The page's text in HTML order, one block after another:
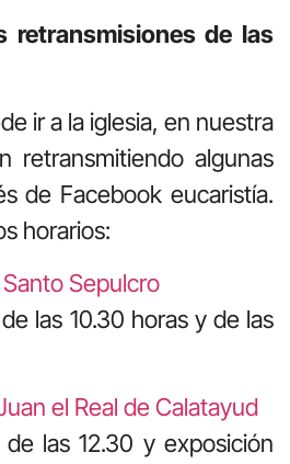
retransmisiones de las
ir a la iglesia, en nuestra
retransmitiendo algunas
de Facebook eucaristía.
horarios:
Sepulcro
las 10.30 horas y de las
el Real de Calatayud
de las 12.30 y exposición